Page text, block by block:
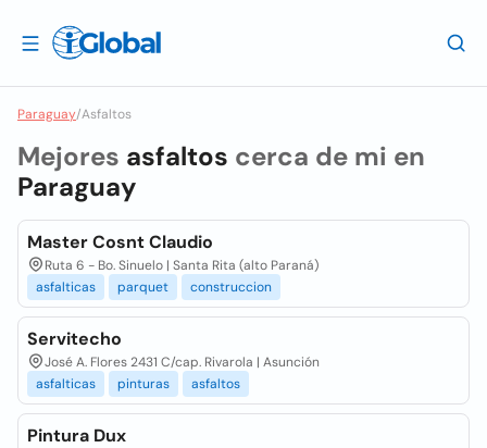
Paraguay/Asfaltos
Mejores asfaltos cerca de mi en
Paraguay
Master Cosnt Claudio
Ruta 6 - Bo. Sinuelo | Santa Rita (alto Paraná)
asfalticas
parquet construccion
Servitecho
José A. Flores 2431 C/cap. Rivarola | Asunción
asfalticas
pinturas asfaltos
Pintura Dux